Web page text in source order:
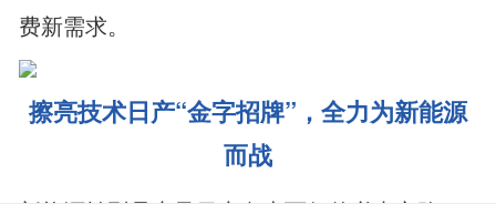
费新需求。
擦亮技术日产“金字招牌”，全力为新能源
而战